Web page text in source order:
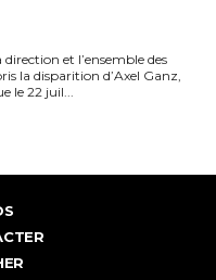
direction et l’ensemble des
la disparition d’Axel Ganz,
le 22 juil...